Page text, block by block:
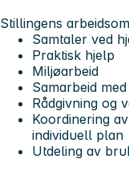
Stillingens
Samtaler ved
Praktisk hjelp
Miljøarbeid
Samarbeid
Rådgivning og
Koordinering
individuell plan
Utdeling av